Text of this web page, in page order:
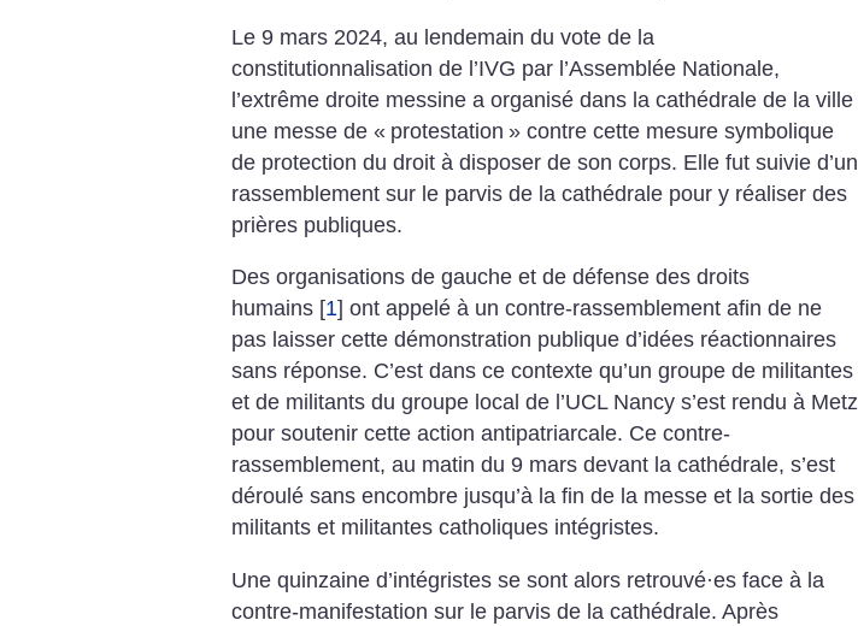
Le 9 mars 2024, au lendemain du vote de la
constitutionnalisation de l’IVG par l’Assemblée Nationale,
l’extrême droite messine a organisé dans la cathédrale de la ville
une messe de « protestation » contre cette mesure symbolique
de protection du droit à disposer de son corps. Elle fut suivie d’un
rassemblement sur le parvis de la cathédrale pour y réaliser des
prières publiques.
Des organisations de gauche et de défense des droits
humains [1] ont appelé à un contre-rassemblement afin de ne
pas laisser cette démonstration publique d’idées réactionnaires
sans réponse. C’est dans ce contexte qu’un groupe de militantes
et de militants du groupe local de l’UCL Nancy s’est rendu à Metz
pour soutenir cette action antipatriarcale. Ce contre-
rassemblement, au matin du 9 mars devant la cathédrale, s’est
déroulé sans encombre jusqu’à la fin de la messe et la sortie des
militants et militantes catholiques intégristes.
Une quinzaine d’intégristes se sont alors retrouvé·es face à la
contre-manifestation sur le parvis de la cathédrale. Après